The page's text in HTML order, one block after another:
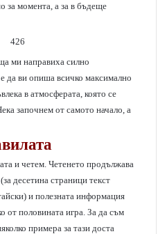
за момента, а за в бъдеще
ми направиха силно
да ви опиша всичко максимално
в атмосферата, която се
започнем от самото начало, а
и четем. Четенето продължава
десетина страници текст
и полезната информация
от половината игра. За да съм
примера за тази доста